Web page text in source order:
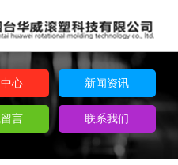
心 新闻资讯
言 联系我们